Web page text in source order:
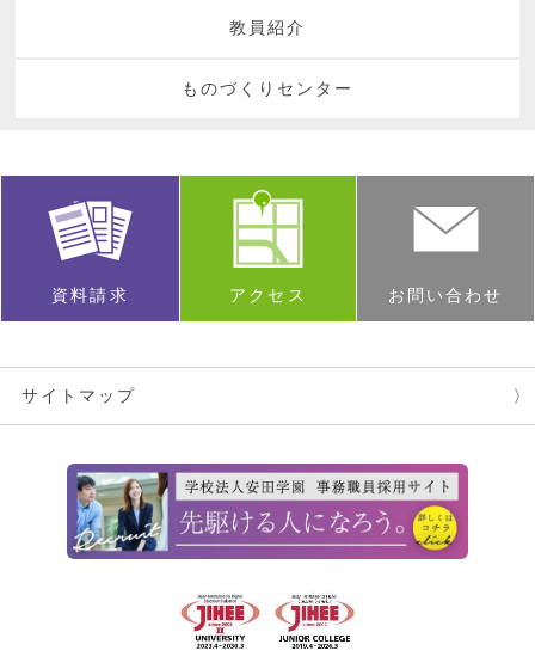
教員紹介
ものづくりセンター
資料請求 アクセス お問い合わせ
サイトマップ